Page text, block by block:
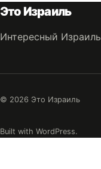
Это Израиль
Интересный Израиль
© 2026 Это Израиль
Built with WordPress.